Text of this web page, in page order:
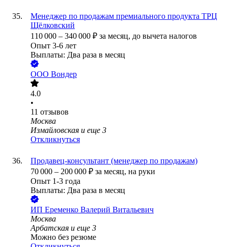
Менеджер по продажам премиального продукта ТРЦ
Щёлковский
110 000 – 340 000 ₽ за месяц, до вычета налогов
Опыт 3-6 лет
Выплаты: Два раза в месяц
ООО Вондер
4.0
•
11 отзывов
Москва
Измайловская и еще 3
Откликнуться
Продавец-консультант (менеджер по продажам)
70 000 – 200 000 ₽ за месяц, на руки
Опыт 1-3 года
Выплаты: Два раза в месяц
ИП Еременко Валерий Витальевич
Москва
Арбатская и еще 3
Можно без резюме